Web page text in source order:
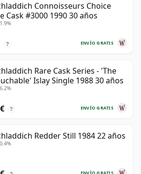
Connoisseurs Choice
Cask #3000 1990 30 años
ENVÍO GRATIS
?
Rare Cask Series - 'The
Islay Single 1988 30 años
ENVÍO GRATIS
?
Redder Still 1984 22 años
ENVÍO GRATIS